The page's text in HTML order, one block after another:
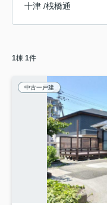
十津 /桟橋通
1棟 1件
中古一戸建